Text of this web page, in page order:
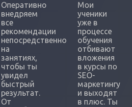
Оперативно
внедряем
все
рекомендации
непосредственно
на
занятиях,
чтобы ты
увидел
быстрый
результат.
От
Мои
ученики
уже в
процессе
обучения
отбивают
вложения
в курсы по
SEO-
маркетингу
и выходят
в плюс. Ты